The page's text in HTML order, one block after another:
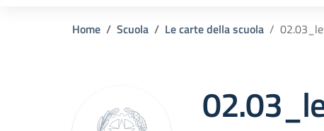
Home Scuola Le carte della scuola